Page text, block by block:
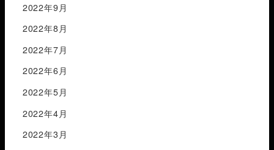
2022年9月
2022年8月
2022年7月
2022年6月
2022年5月
2022年4月
2022年3月